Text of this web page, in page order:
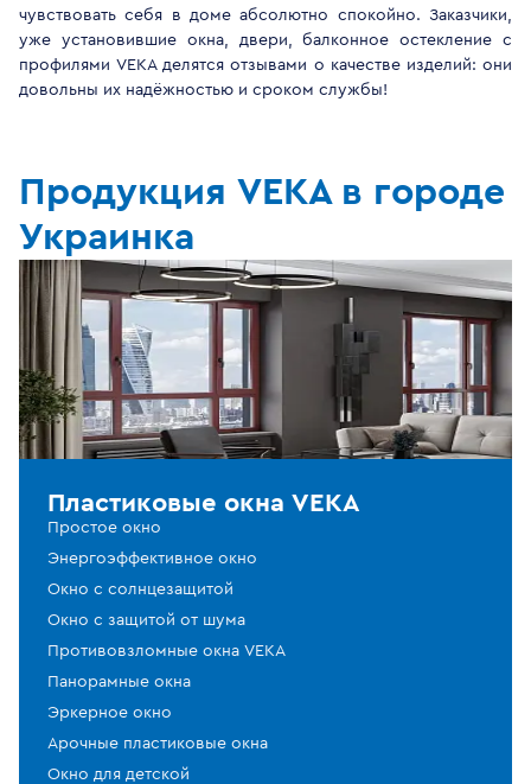
чувствовать себя в доме абсолютно спокойно. Заказчики,
уже установившие окна, двери, балконное остекление с
профилями VEKA делятся отзывами о качестве изделий: они
довольны их надёжностью и сроком службы!
Продукция VEKA в городе
Украинка
Пластиковые окна VEKA
Простое окно
Энергоэффективное окно
Окно с солнцезащитой
Окно с защитой от шума
Противовзломные окна VEKA
Панорамные окна
Эркерное окно
Арочные пластиковые окна
Окно для детской